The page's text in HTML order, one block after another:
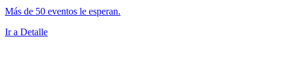
Más de 50 eventos le esperan.
Ir a Detalle